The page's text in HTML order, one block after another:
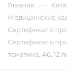
Главная —
Медицинские
Сертификат о
Сертификат о
тематика, А6, 12